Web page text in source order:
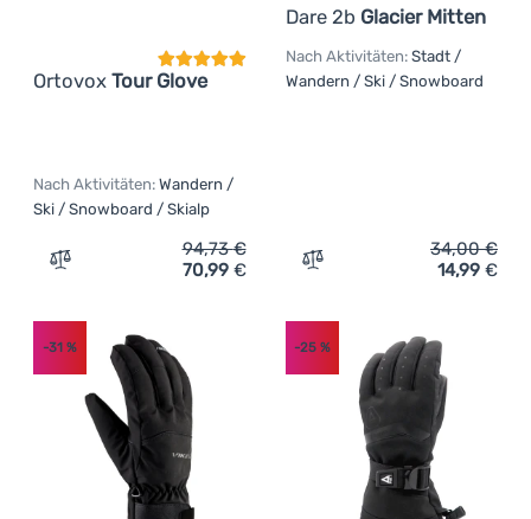
Ortovox Tour Glove
Nach Aktivitäten: Wandern /
Ski / Snowboard / Skialp
Zum Vergleich 'Damen Ski-Handschuhe Ortovox Tour
94,73€
70,99 €
Dare 2b Glacier Mitten
Nach Aktivitäten: Stadt /
Wandern / Ski / Snowboard
Zum Vergleich
34,00€
14,99 €
-31 % -25%